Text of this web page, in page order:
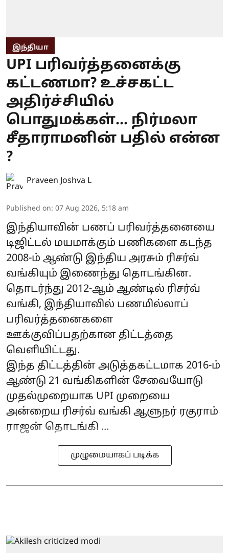
இந்தியா
UPI பரிவர்த்தனைக்கு
கட்டணமா? உச்சகட்ட
அதிர்ச்சியில்
பொதுமக்கள்... நிர்மலா
சீதாராமனின் பதில் என்ன
?
Praveen Joshva L
Published on: 07 Aug 2026, 5:18 am
இந்தியாவின் பணப் பரிவர்த்தனையை
டிஜிட்டல் மயமாக்கும் பணிகளை கடந்த
2008-ம் ஆண்டு இந்திய அரசும் ரிசர்வ்
வங்கியும் இணைந்து தொடங்கின.
தொடர்ந்து 2012-ஆம் ஆண்டில் ரிசர்வ்
வங்கி, இந்தியாவில் பணமில்லாப்
பரிவர்த்தனைகளை
ஊக்குவிப்பதற்கான திட்டத்தை
வெளியிட்டது.
இந்த திட்டத்தின் அடுத்தகட்டமாக 2016-ம்
ஆண்டு 21 வங்கிகளின் சேவையோடு
முதல்முறையாக UPI முறையை
அன்றைய ரிசர்வ் வங்கி ஆளுநர் ரகுராம்
ராஜன் தொடங்கி ...
முழுமையாகப் படிக்க